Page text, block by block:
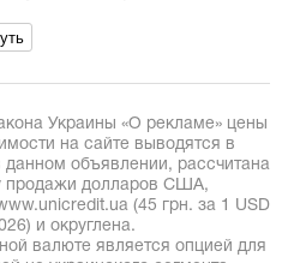
Украины «О рекламе» цены
на сайте выводятся в
данном объявлении, рассчитана
продажи долларов США,
(45 грн. за 1 USD
и округлена.
валюте является опцией для